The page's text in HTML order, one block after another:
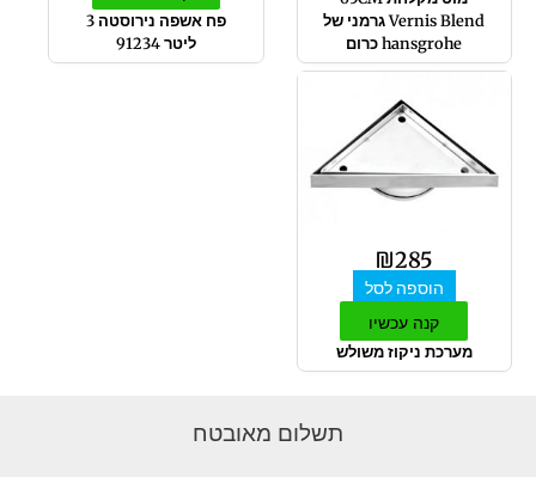
Vernis Blend גרמני של
hansgrohe כרום
פח אשפה נירוסטה 3
ליטר 91234
₪285
הוספה לסל
קנה עכשיו
מערכת ניקוז משולש
תשלום מאובטח